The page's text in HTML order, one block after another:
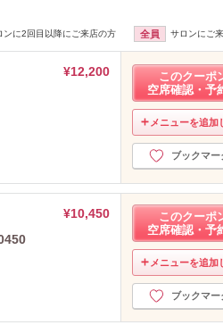
ンに2回目以降にご来店の方 全員 サロンにご
¥12,200
このクーポ
空席確認・予
メニューを追加
ブックマー
¥10,450
このクーポ
空席確認・予
メニューを追加
ブックマー